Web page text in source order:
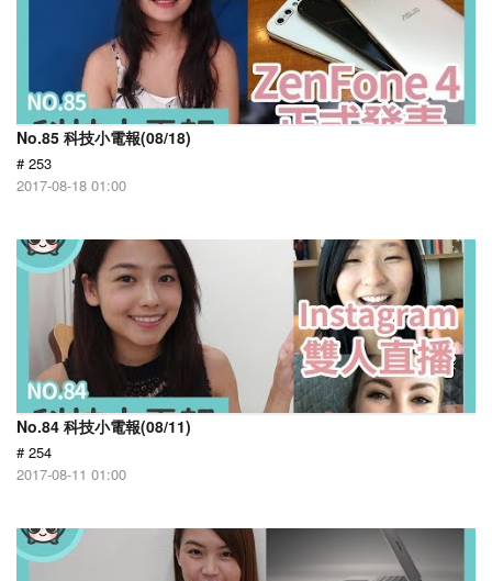
No.85 科技小電報(08/18)
# 253
2017-08-18 01:00
No.84 科技小電報(08/11)
# 254
2017-08-11 01:00